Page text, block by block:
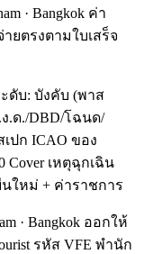
· Bangkok ค่า
ยตรงตามใบเสร็จ
ดับ: บังคับ (พาส
.ด./DBD/โฉนด/
ปก ICAO ของ
Cover เหตุฉุกเฉิน
นใหม่ + ค่าราชการ
· Bangkok ออกให้
รหัส VFE พำนัก